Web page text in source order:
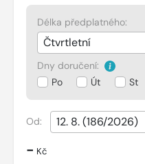
Délka předplatného:
Dny doručení:
Po
Út St
Od:
- Kč